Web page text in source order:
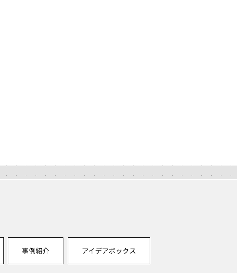
事例紹介 アイデアボックス